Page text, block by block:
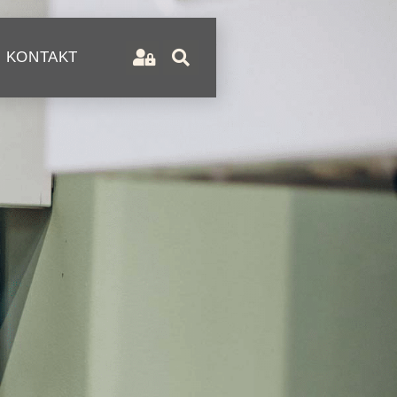
KONTAKT